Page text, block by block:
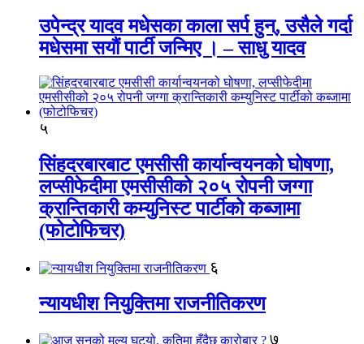
उपेन्द्र यादव मधेसका काला सर्प हुन्, उसैले गर्दा
मधेसमा सयौं पार्टी जन्मिए । – साधु यादव
५
सिंहदरबारबाट एमसीसी कार्यान्वयनको घोषणा,
लप्सीफेदीमा एमसीसीको २०५ रोपनी जग्गा
क्रान्तिकारी कम्युनिस्ट पार्टीको कब्जामा
(फोटोफिचर)
६
न्यायधीश नियुक्तिमा राजनीतिकरण
७